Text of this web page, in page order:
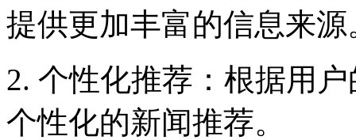
提供更加丰富的信息来源
2. 个性化推荐：根据用
个性化的新闻推荐。